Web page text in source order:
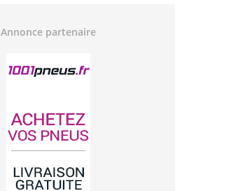
Annonce partenaire